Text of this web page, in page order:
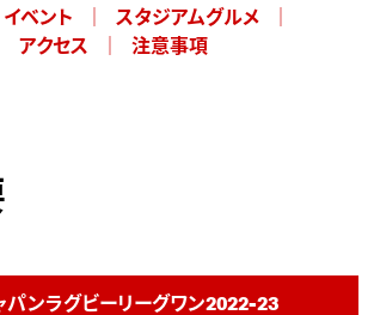
イベント
スタジアムグルメ
アクセス 注意事項
パンラグビーリーグワン2022-23